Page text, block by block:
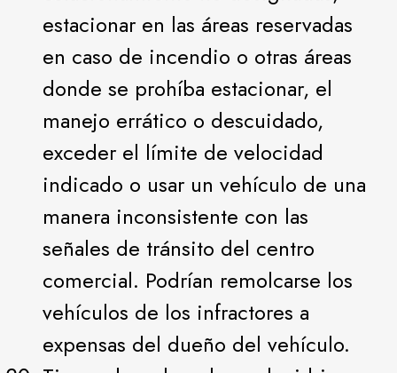
estacionar en las áreas reservadas
en caso de incendio o otras áreas
donde se prohíba estacionar, el
manejo errático o descuidado,
exceder el límite de velocidad
indicado o usar un vehículo de una
manera inconsistente con las
señales de tránsito del centro
comercial. Podrían remolcarse los
vehículos de los infractores a
expensas del dueño del vehículo.